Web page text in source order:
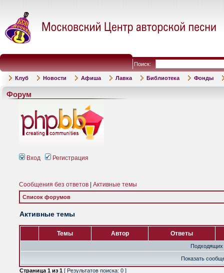
Поиск:
Клуб Новости Афиша Лавка Библиотека Фонды
Форум
Вход Регистрация
Сообщения без ответов Активные темы
Список форумов
Активные темы
Темы Автор Ответы
Подходящих
Показать
Страница 1 из 1 [ Результатов поиска: 0 ]